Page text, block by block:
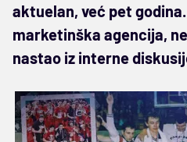
aktuelan, već pet
marketinška agencija,
nastao iz interne